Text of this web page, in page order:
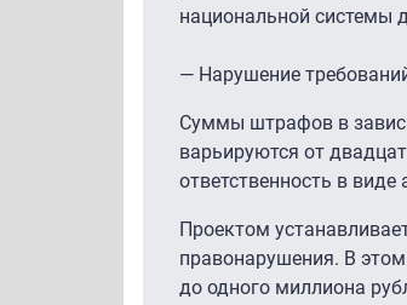
национальной системы
— Нарушение
Суммы штрафов в
варьируются от
ответственность в
Проектом
правонарушения. В
до одного миллиона